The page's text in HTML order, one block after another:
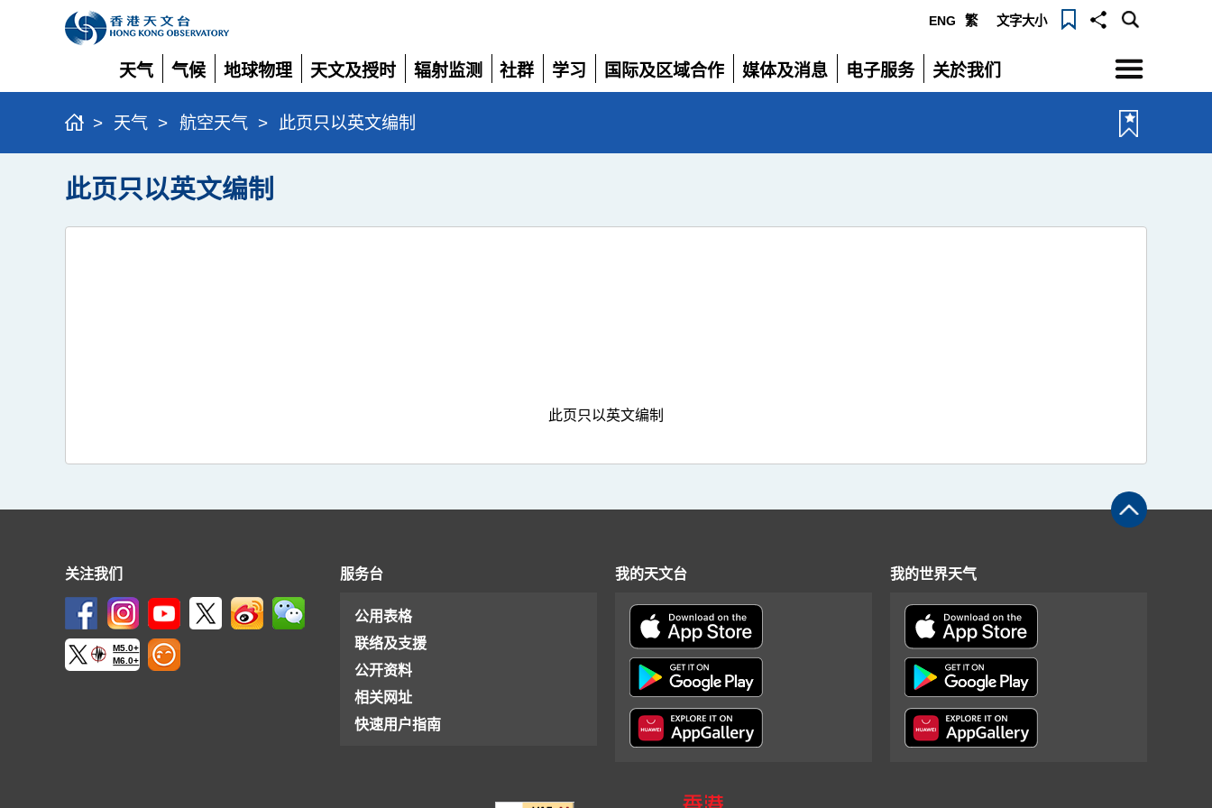
ENG 繁 文字大小
天气
展
开
气候
展
开
地球物理
展
开
天文及授时
展
开
辐射监测
展
开
社群
展
学习
展
国际及区域合作
展
媒体及消息
展
电子服务
展
关於我们
展
选
单
> 天气 > 航空天气 > 此页只以英文编制
此页只以英文编制
此页只以英文编制
关注我们
M5.0+
M6.0+
服务台
公用表格
联络及支援
公开资料
相关网址
快速用户指南
我的天文台 我的世界天气